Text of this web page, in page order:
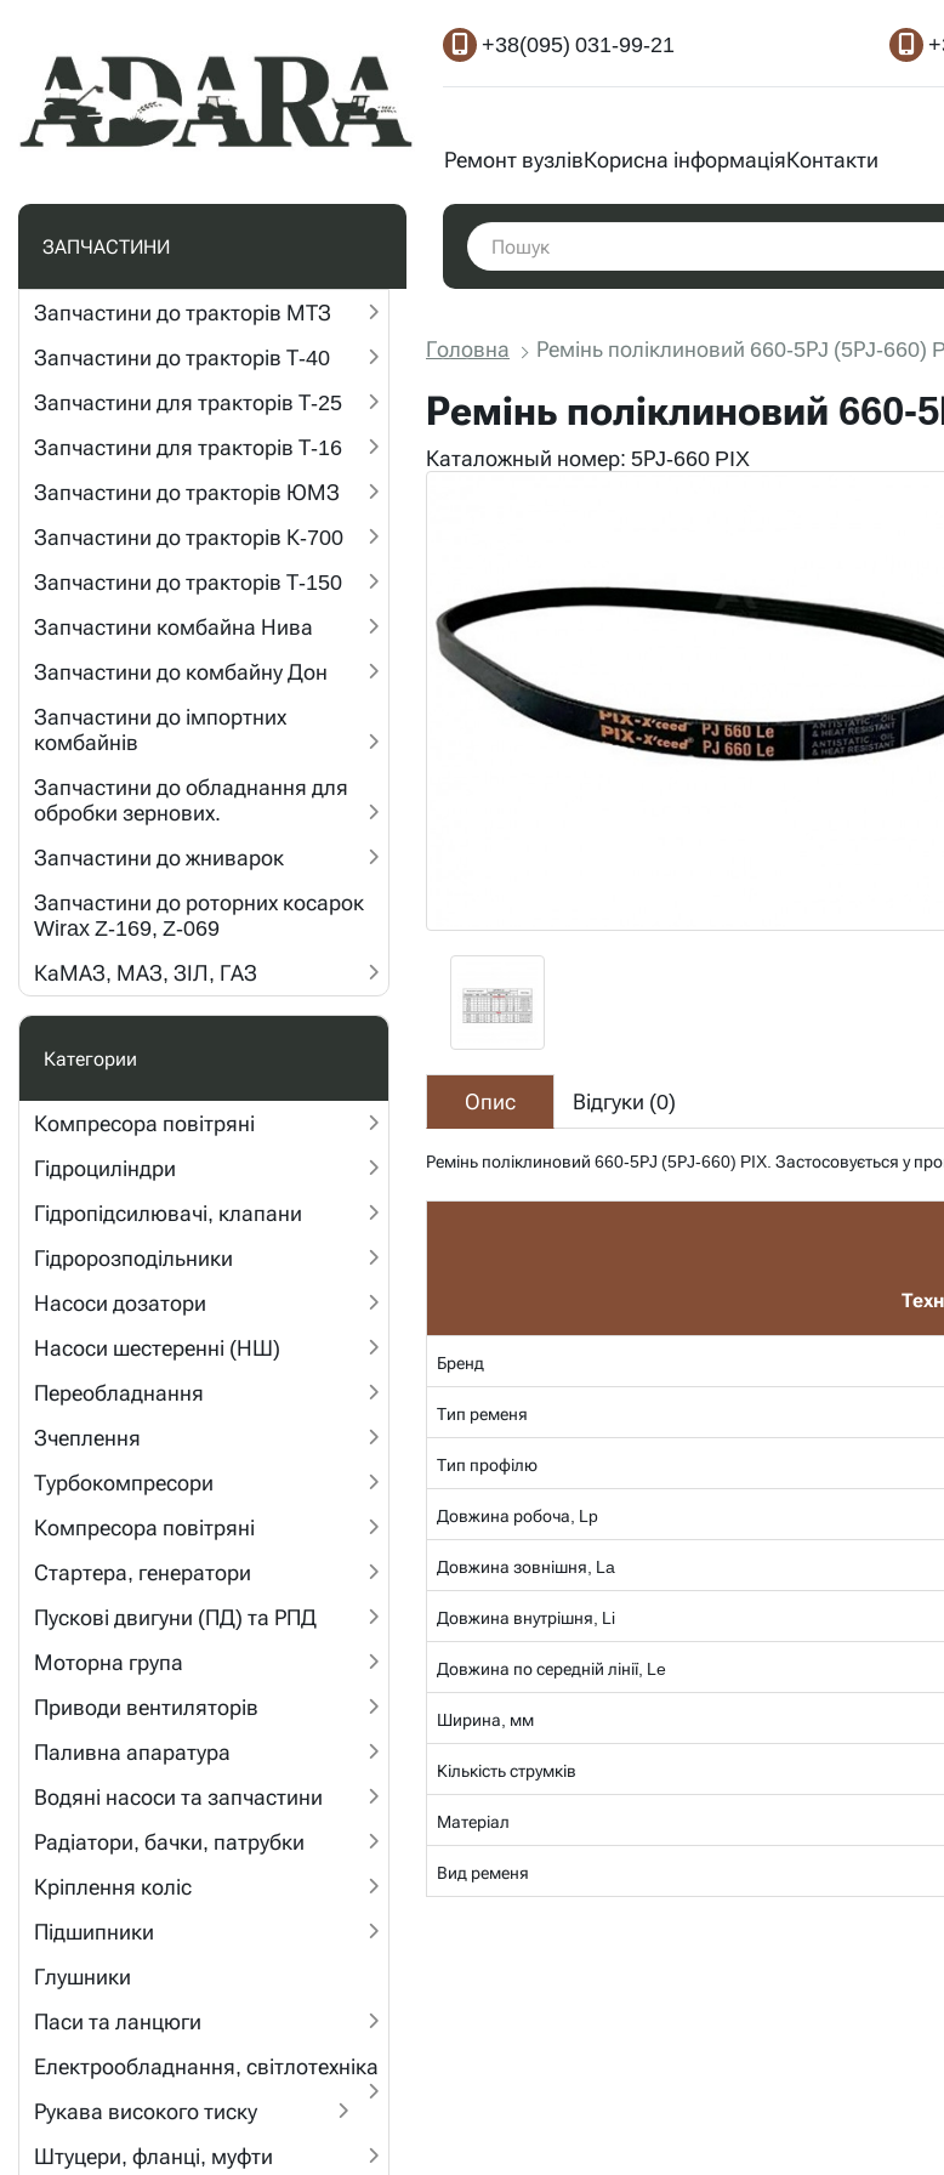
+38(095) 031-99-21
Ремонт вузлівКорисна інформаціяКонтакти
ЗАПЧАСТИНИ
Запчастини до тракторів МТЗ
Запчастини до тракторів Т-40
Запчастини для тракторів Т-25
Запчастини для тракторів Т-16
Запчастини до тракторів ЮМЗ
Запчастини до тракторів К-700
Запчастини до тракторів Т-150
Запчастини комбайна Нива
Запчастини до комбайну Дон
Запчастини до імпортних
комбайнів
Запчастини до обладнання для
обробки зернових.
Запчастини до жниварок
Запчастини до роторних косарок
Wirax Z-169, Z-069
КаМАЗ, МАЗ, ЗІЛ, ГАЗ
Категории
Компресора повітряні
Гідроциліндри
Гідропідсилювачі, клапани
Гідророзподільники
Насоси дозатори
Насоси шестеренні (НШ)
Переобладнання
Зчеплення
Турбокомпресори
Компресора повітряні
Стартера, генератори
Пускові двигуни (ПД) та РПД
Моторна група
Приводи вентиляторів
Паливна апаратура
Водяні насоси та запчастини
Радіатори, бачки, патрубки
Кріплення коліс
Підшипники
Глушники
Паси та ланцюги
Електрообладнання, світлотехніка
Рукава високого тиску
Штуцери, фланці, муфти
Головна Ремінь поліклиновий 660-5РJ (5РJ-660)
Ремінь поліклиновий 660-
Каталожный номер: 5РJ-660 PIX
Опис Відгуки (0)
Ремінь поліклиновий 660-5РJ (5РJ-660) PIX. Застосовується у
Бренд
Тип ременя
Тип профілю
Довжина робоча, Lp
Довжина зовнішня, La
Довжина внутрішня, Li
Довжина по середній лінії, Le
Ширина, мм
Кількість струмків
Матеріал
Вид ременя